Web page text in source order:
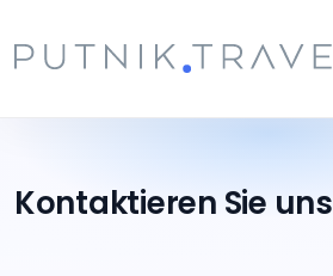
Kontaktieren Sie uns